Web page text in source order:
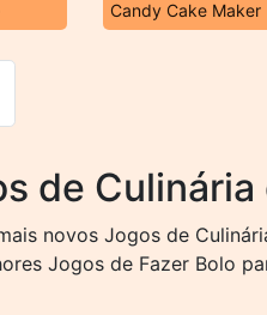
Candy Cake Maker
de Culinária
novos Jogos de
Jogos de Fazer Bolo